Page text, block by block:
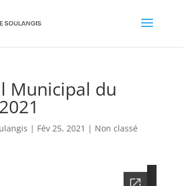
Municipal du
| Fév 25, 2021 | Non classé